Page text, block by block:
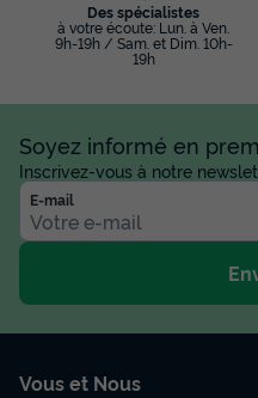
Des spécialistes
à votre écoute: Lun. à Ven.
9h-19h / Sam. et Dim. 10h-
19h
Soyez informé en
Inscrivez-vous à notre
E-mail
Vous et Nous